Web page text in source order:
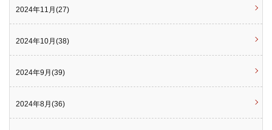
2024年11月(27)
2024年10月(38)
2024年9月(39)
2024年8月(36)